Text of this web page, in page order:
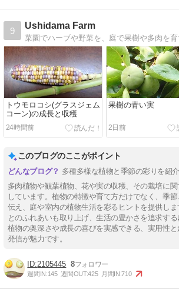
9
Ushidama Farm
菜園でハーブや野菜を、庭で果樹や多肉を育
トウモロコシ(グラスジェム
コーン)の成長と収穫
24時間前
果樹の青い実
2日前
このブログのここがポイント
多種多様な植物と季節の彩りを紹介
多肉植物や観葉植物、花や実の収穫、その栽培に
しています。植物の特徴や育て方だけでなく、季
伝え、庭や室内の植物生活を彩るヒントを提供し
とのふれあいも取り上げ、生活の豊かさを追求する
植物の奥深さや成長の喜びを実感できる、実用性
発信が魅力です。
2105445 8
週間IN:145 週間OUT:425 月間IN:710